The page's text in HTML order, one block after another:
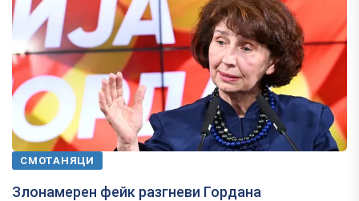
СМОТАНЯЦИ
Злонамерен фейк разгневи Гордана